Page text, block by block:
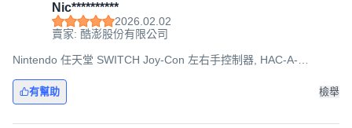
Nic**********
2026.02.02
賣家: 酷澎股份有限公司
Nintendo 任天堂 SWITCH Joy-Con 左右手控制器, HAC-A-
有幫助 檢舉